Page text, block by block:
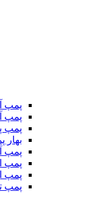
پمپ
پمپ
پمپ
بهار
پمپ
پمپ
پمپ
پمپ